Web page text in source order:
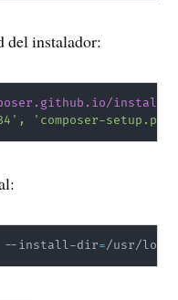
del instalador:
'composer-
--install-dir=/usr/